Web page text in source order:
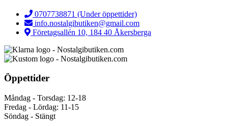
0707738871 (Under öppettider)
info.nostalgibutiken@gmail.com
Företagsallén 10, 184 40 Åkersberga
Öppettider
Måndag - Torsdag: 12-18
Fredag - Lördag: 11-15
Söndag - Stängt